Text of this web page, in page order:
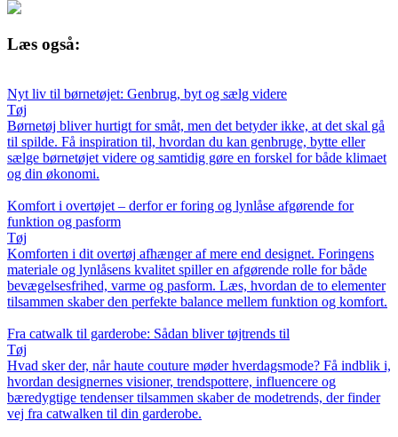
Læs også:
Nyt liv til børnetøjet: Genbrug, byt og sælg videre
Tøj
Børnetøj bliver hurtigt for småt, men det betyder ikke, at det skal gå
til spilde. Få inspiration til, hvordan du kan genbruge, bytte eller
sælge børnetøjet videre og samtidig gøre en forskel for både klimaet
og din økonomi.
Komfort i overtøjet – derfor er foring og lynlåse afgørende for
funktion og pasform
Tøj
Komforten i dit overtøj afhænger af mere end designet. Foringens
materiale og lynlåsens kvalitet spiller en afgørende rolle for både
bevægelsesfrihed, varme og pasform. Læs, hvordan de to elementer
tilsammen skaber den perfekte balance mellem funktion og komfort.
Fra catwalk til garderobe: Sådan bliver tøjtrends til
Tøj
Hvad sker der, når haute couture møder hverdagsmode? Få indblik i,
hvordan designernes visioner, trendspottere, influencere og
bæredygtige tendenser tilsammen skaber de modetrends, der finder
vej fra catwalken til din garderobe.